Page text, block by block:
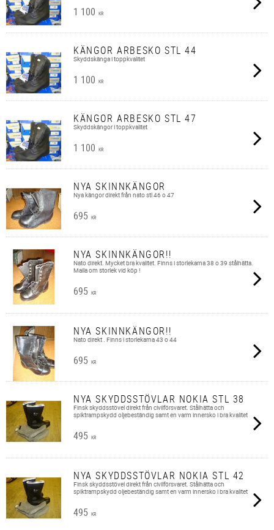
1 100 KR
KÄNGOR ARBESKO STL 44
Skyddskänga i toppkvalitet
1 100 KR
KÄNGOR ARBESKO STL 47
Skyddskängor i toppkvalitet
1 100 KR
NYA SKINNKÄNGOR
Nya kängor direkt från nato stl 46 o 47
695 KR
NYA SKINNKÄNGOR!!
Nato direkt. Mycket bra kvalitet. Finns i storlekarna 38 o 39 stålhätta.
Maila om storlek vid köp !
695 KR
NYA SKINNKÄNGOR!!
Nato direkt . Finns i storlekarna 43 o 44
695 KR
NYA SKYDDSSTÖVLAR NOKIA STL 38
Finsk skyddsstövel direkt från civilförsvaret. Stålhätta och
spiktrampskydd oljebeständig samt en varm innersko i bra kvalitet
495 KR
NYA SKYDDSSTÖVLAR NOKIA STL 42
Finsk skyddsstövel direkt från civilförsvaret. Stålhätta och
spiktrampskydd oljebeständig samt en varm innersko i bra kvalitet
495 KR